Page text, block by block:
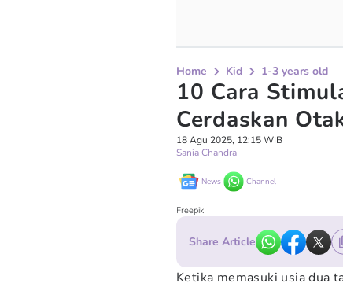
Home Kid 1-3 years old
10 Cara
Cerdaskan
18 Agu 2025, 12:15 WIB
Sania Chandra
News Channel
Freepik
Share Article
Ketika memasuki usia dua